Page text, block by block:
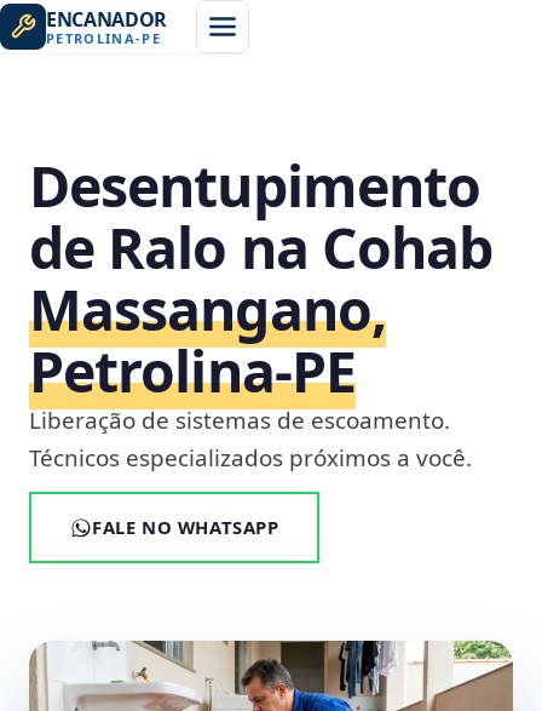
ENCANADOR
PETROLINA-PE
Desentupimento
de Ralo na Cohab
Massangano,
Petrolina‑PE
Liberação de sistemas de escoamento.
Técnicos especializados próximos a você.
FALE NO WHATSAPP